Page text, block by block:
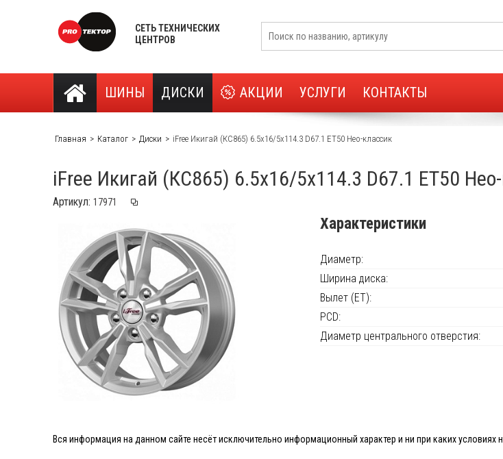
СЕТЬ ТЕХНИЧЕСКИХ
ЦЕНТРОВ
ШИНЫ ДИСКИ АКЦИИ УСЛУГИ КОНТАКТЫ
Главная Каталог Диски iFree Икигай (КС865) 6.5x16/5x114.3 D67.1 ET50 Нео-классик
iFree Икигай (КС865) 6.5x16/5x114.3 D67.1 ET50
Артикул:
Характеристики
Диаметр:
Ширина диска:
Вылет (ET):
PCD:
Диаметр центрального отверстия:
Вся информация на данном сайте несёт исключительно информационный характер и ни при каких